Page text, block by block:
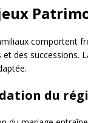
comportent
et des successions.
du